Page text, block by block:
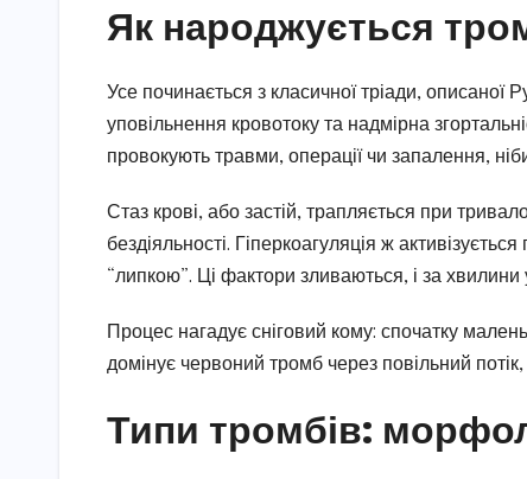
Як народжується
Усе починається з класичної тріади,
уповільнення кровотоку та надмірна
провокують травми, операції чи запалення,
Стаз крові, або застій, трапляється при
бездіяльності. Гіперкоагуляція ж
“липкою”. Ці фактори зливаються, і за хвилини
Процес нагадує сніговий кому: спочатку
домінує червоний тромб через повільний
Типи тромбів: